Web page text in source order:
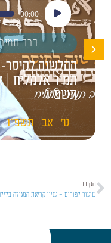
נגן
אודיו
00:00
הרב
ההלשנה לקיסר-
תמיר אלמליח |
תשפ"ו
ט' אב תשפ"ו
הקודם
שיעור לפורים – עניין קריאת המגילה